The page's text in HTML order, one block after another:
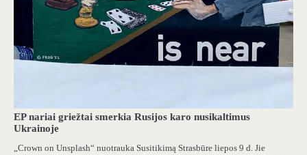
EP nariai griežtai smerkia Rusijos karo nusikaltimus
Ukrainoje
„Crown on Unsplash“ nuotrauka Susitikimą Strasbūre liepos 9 d. Jie